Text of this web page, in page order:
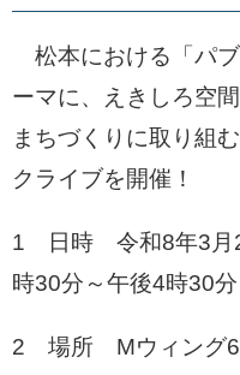
松本における「パ
ーマに、えきしろ空
まちづくりに取り組
クライブを開催！
1 日時 令和8年3月
時30分～午後4時30分
2 場所 Mウィング